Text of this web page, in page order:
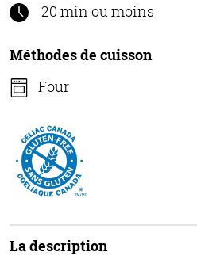
20 min ou moins
Méthodes de cuisson
Four
La description